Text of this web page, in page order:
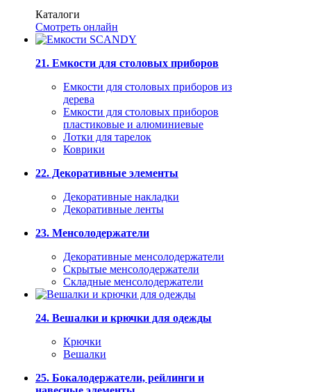
Каталоги
Смотреть онлайн
21. Емкости для столовых приборов
Емкости для столовых приборов из
дерева
Емкости для столовых приборов
пластиковые и алюминиевые
Лотки для тарелок
Коврики
22. Декоративные элементы
Декоративные накладки
Декоративные ленты
23. Менсолодержатели
Декоративные менсолодержатели
Скрытые менсолодержатели
Складные менсолодержатели
24. Вешалки и крючки для одежды
Крючки
Вешалки
25. Бокалодержатели, рейлинги и